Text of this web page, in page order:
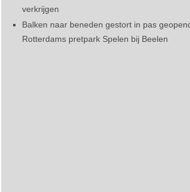
verkrijgen
Balken naar beneden gestort in pas
Rotterdams pretpark Spelen bij Beelen